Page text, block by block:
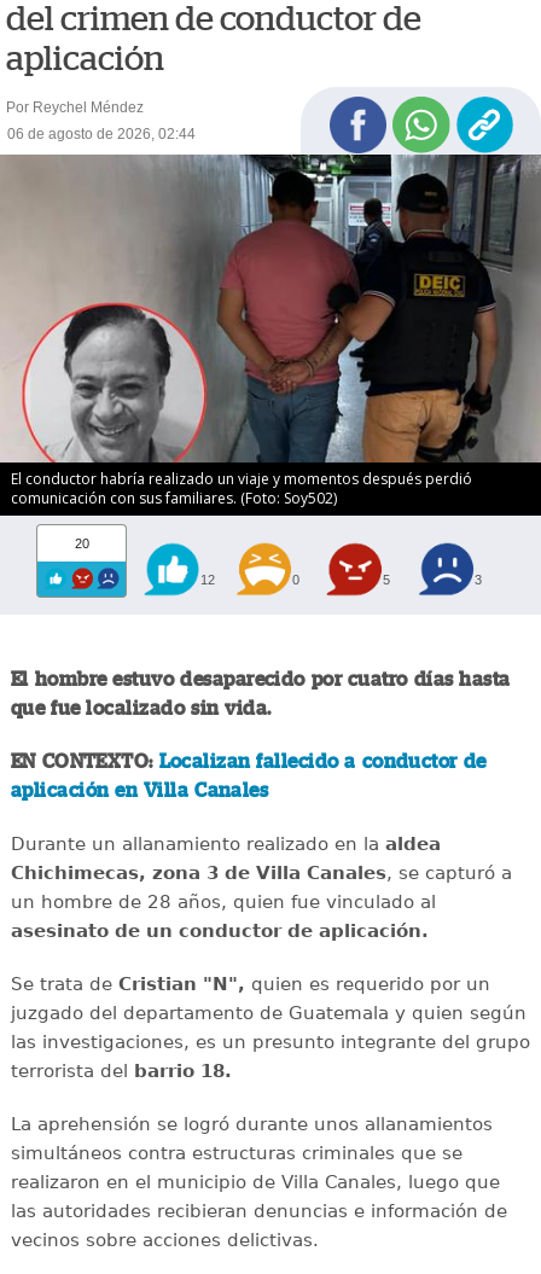
del crimen de conductor de
aplicación
Por Reychel Méndez
06 de agosto de 2026, 02:44
El conductor habría realizado un viaje y momentos después perdió
comunicación con sus familiares. (Foto: Soy502)
20
12 0 5 3
El hombre estuvo desaparecido por cuatro días hasta
que fue localizado sin vida.
EN CONTEXTO:Localizan fallecido a conductor de
aplicación en Villa Canales
Durante un allanamiento realizado en la aldea
Chichimecas, zona 3 de Villa Canales, se capturó a
un hombre de 28 años, quien fue vinculado al
asesinato de un conductor de aplicación.
Se trata de Cristian "N", quien es requerido por un
juzgado del departamento de Guatemala y quien según
las investigaciones, es un presunto integrante del grupo
terrorista del
barrio 18.
La aprehensión se logró durante unos allanamientos
simultáneos contra estructuras criminales que se
realizaron en el municipio de Villa Canales, luego que
las autoridades recibieran denuncias e información de
vecinos sobre acciones delictivas.